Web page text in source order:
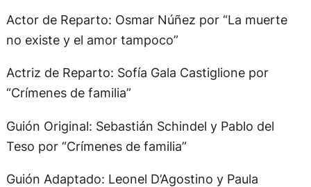
Actor de Reparto: Osmar Núñez por “La muerte
no existe y el amor tampoco”
Actriz de Reparto: Sofía Gala Castiglione por
“Crímenes de familia”
Guión Original: Sebastián Schindel y Pablo del
Teso por “Crímenes de familia”
Guión Adaptado: Leonel D’Agostino y Paula